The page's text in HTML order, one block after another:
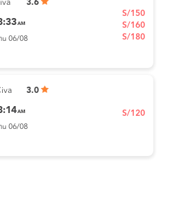
3.6
AM
06/08
S/150
S/160
S/180
3.0
AM
06/08
S/120